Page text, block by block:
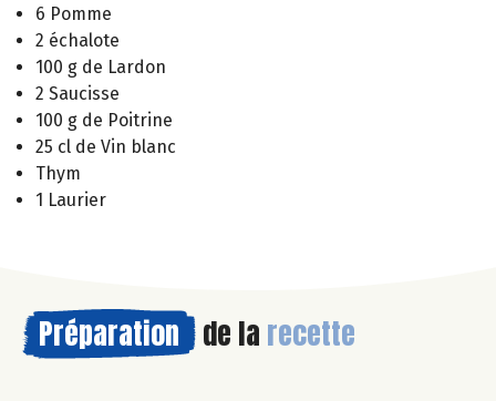
6 Pomme
2 échalote
100 g de Lardon
2 Saucisse
100 g de Poitrine
25 cl de Vin blanc
Thym
1 Laurier
Préparation de la recette